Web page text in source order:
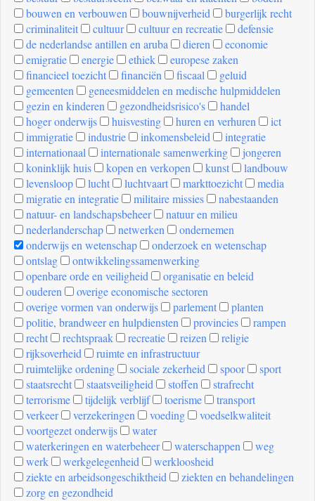
bouwen en verbouwen
bouwnijverheid
burgerlijk recht
criminaliteit
cultuur cultuur en recreatie
defensie
de nederlandse antillen en aruba
dieren
economie
emigratie
energie ethiek
europese zaken
financieel toezicht
financiën fiscaal
geluid
gemeenten
geneesmiddelen en medische hulpmiddelen
gezin en kinderen
gezondheidsrisico's
handel
hoger onderwijs
huisvesting huren en verhuren
ict
immigratie
industrie inkomensbeleid
integratie
internationaal
internationale samenwerking
jongeren
koninklijk huis
kopen en verkopen kunst
landbouw
levensloop
lucht luchtvaart markttoezicht
media
migratie en integratie
militaire missies
nabestaanden
natuur- en landschapsbeheer
natuur en milieu
nederlanderschap
netwerken
ondernemen
onderwijs en wetenschap
onderzoek en wetenschap
ontslag
ontwikkelingssamenwerking
openbare orde en veiligheid
organisatie en beleid
ouderen
overige economische sectoren
overige vormen van onderwijs
parlement
planten
politie, brandweer en hulpdiensten
provincies
rampen
recht
rechtspraak recreatie reizen
religie
rijksoverheid
ruimte en infrastructuur
ruimtelijke ordening
sociale zekerheid spoor
sport
staatsrecht
staatsveiligheid stoffen
strafrecht
terrorisme
tijdelijk verblijf toerisme
transport
verkeer
verzekeringen voeding
voedselkwaliteit
voortgezet onderwijs
water
waterkeringen en waterbeheer
waterschappen
weg
werk
werkgelegenheid
werkloosheid
ziekte en arbeidsongeschiktheid
ziekten en behandelingen
zorg en gezondheid